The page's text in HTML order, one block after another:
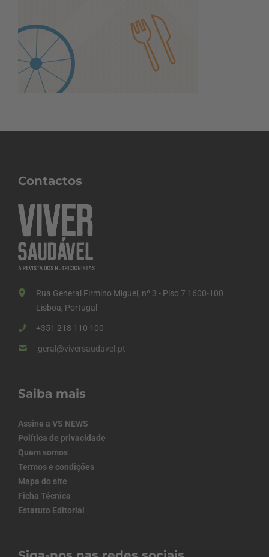
Contactos
Rua General Firmino Miguel, nº 3 - Piso 7 1600-100
Lisboa, Portugal
+351 218 110 100
geral@viversaudavel.pt
Saiba mais
Assine a VS NEWS
Política de privacidade
Quem somos
Termos e condições
Mapa do site
Ficha Técnica
Estatuto Editorial